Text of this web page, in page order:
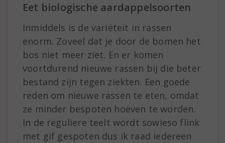
Eet biologische aardappelsoorten
Inmiddels is de variëteit in rassen
enorm. Zoveel dat je door de bomen het
bos niet meer ziet. En er komen
voortdurend nieuwe rassen bij die beter
bestand zijn tegen ziekten. Een goede
reden om nieuwe rassen te eten, omdat
ze minder bespoten hoeven te worden.
In de reguliere teelt wordt sowieso flink
met gif gespoten dus ik raad iedereen